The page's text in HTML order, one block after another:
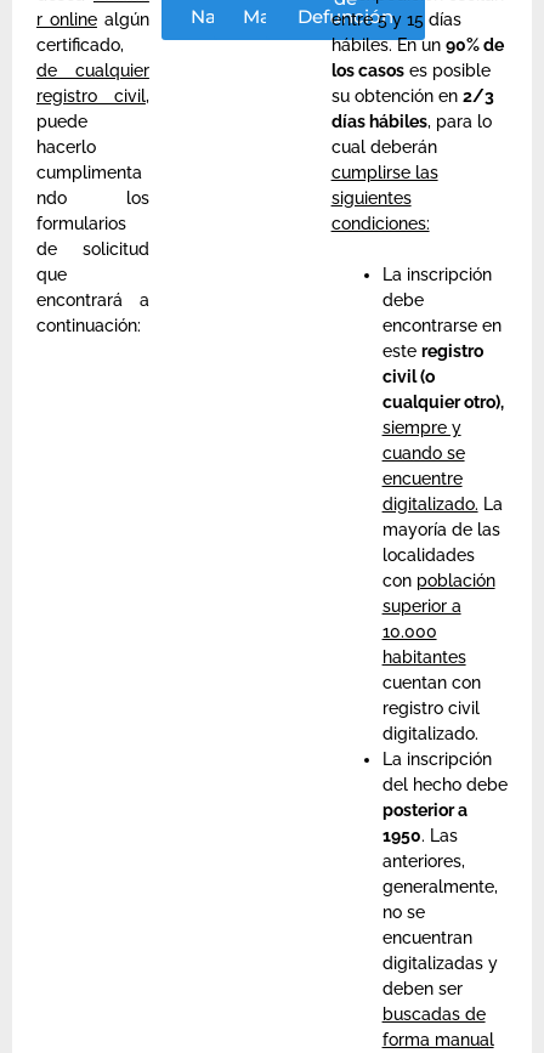
r onlinealgún
certificado,
de cualquier
registro civil,
puede
hacerlo
cumplimenta
ndo los
formularios
de solicitud
que
encontrará a
continuación:
NacimientoMatrimonio
Defunción
entre 5 y 15 días
hábiles. En un 90% de
los casoses posible
su obtención en 2/3
días hábiles, para lo
cual deberán
cumplirse las
siguientes
condiciones:
La inscripción
debe
encontrarse en
este registro
civil (o
cualquier otro),
siempre y
cuando se
encuentre
digitalizado. La
mayoría de las
localidades
con población
superior a
10.000
habitantes
cuentan con
registro civil
digitalizado.
La inscripción
del hecho debe
posterior a
1950. Las
anteriores,
generalmente,
no se
encuentran
digitalizadas y
deben ser
buscadas de
forma manual